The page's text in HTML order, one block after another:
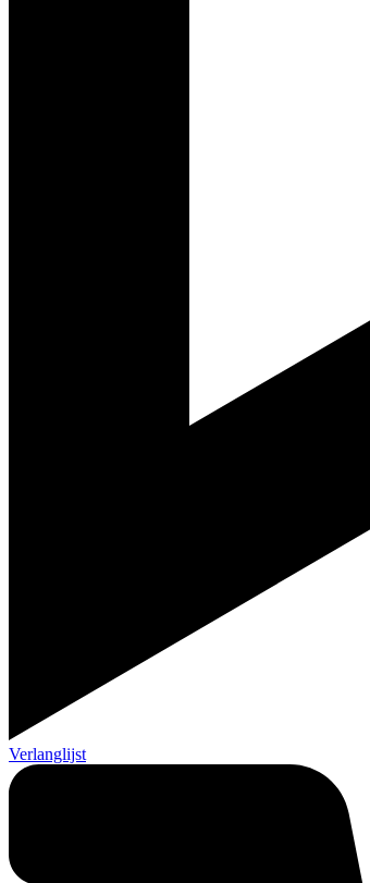
Verlanglijst